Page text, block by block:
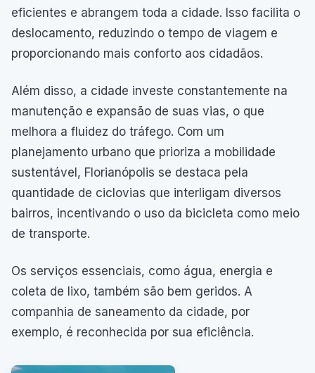
eficientes e abrangem toda a cidade. Isso facilita o
deslocamento, reduzindo o tempo de viagem e
proporcionando mais conforto aos cidadãos.
Além disso, a cidade investe constantemente na
manutenção e expansão de suas vias, o que
melhora a fluidez do tráfego. Com um
planejamento urbano que prioriza a mobilidade
sustentável, Florianópolis se destaca pela
quantidade de ciclovias que interligam diversos
bairros, incentivando o uso da bicicleta como meio
de transporte.
Os serviços essenciais, como água, energia e
coleta de lixo, também são bem geridos. A
companhia de saneamento da cidade, por
exemplo, é reconhecida por sua eficiência.